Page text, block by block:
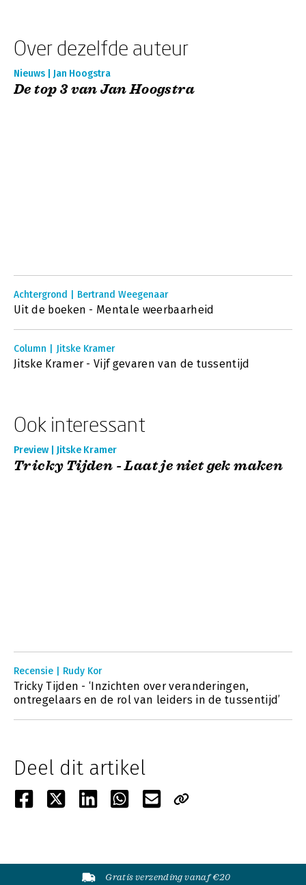
Over dezelfde auteur
Nieuws | Jan Hoogstra
De top 3 van Jan Hoogstra
Achtergrond | Bertrand Weegenaar
Uit de boeken - Mentale weerbaarheid
Column | Jitske Kramer
Jitske Kramer - Vijf gevaren van de tussentijd
Ook interessant
Preview | Jitske Kramer
Tricky Tijden - Laat je niet gek maken
Recensie | Rudy Kor
Tricky Tijden - ‘Inzichten over veranderingen,
ontregelaars en de rol van leiders in de tussentijd’
Deel dit artikel
Gratis verzending vanaf €20